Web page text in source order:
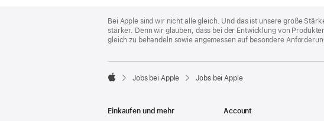
Footer
Bei Apple sind wir nicht alle gleich. Und das ist unsere große
stärker. Denn wir glauben, dass bei der Entwicklung von
gleich zu behandeln sowie angemessen auf besondere

Jobs bei Apple Jobs bei Apple
Einkaufen und mehr
Account